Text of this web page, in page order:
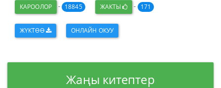
КАРООЛОР - 18845 ЖАКТЫ - 171
ЖҮКТӨӨ ОНЛАЙН ОКУУ
Жаңы китептер